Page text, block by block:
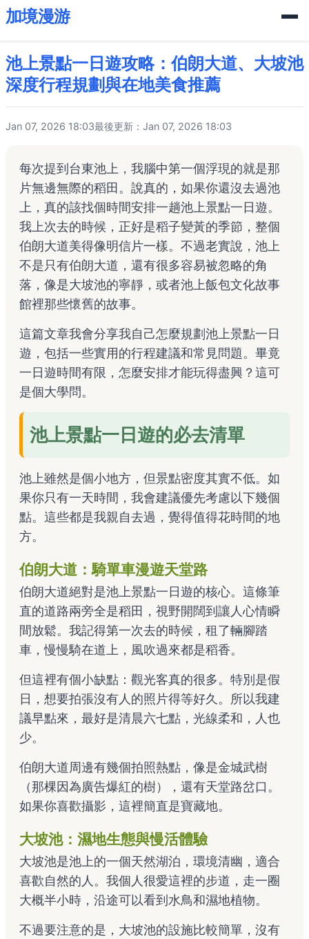
加境漫游
池上景點一日遊攻略：伯朗大道、大坡池
深度行程規劃與在地美食推薦
Jan 07, 2026 18:03最後更新：Jan 07, 2026 18:03
每次提到台東池上，我腦中第一個浮現的就是那
片無邊無際的稻田。說真的，如果你還沒去過池
上，真的該找個時間安排一趟池上景點一日遊。
我上次去的時候，正好是稻子變黃的季節，整個
伯朗大道美得像明信片一樣。不過老實說，池上
不是只有伯朗大道，還有很多容易被忽略的角
落，像是大坡池的寧靜，或者池上飯包文化故事
館裡那些懷舊的故事。
這篇文章我會分享我自己怎麼規劃池上景點一日
遊，包括一些實用的行程建議和常見問題。畢竟
一日遊時間有限，怎麼安排才能玩得盡興？這可
是個大學問。
池上景點一日遊的必去清單
池上雖然是個小地方，但景點密度其實不低。如
果你只有一天時間，我會建議優先考慮以下幾個
點。這些都是我親自去過，覺得值得花時間的地
方。
伯朗大道：騎單車漫遊天堂路
伯朗大道絕對是池上景點一日遊的核心。這條筆
直的道路兩旁全是稻田，視野開闊到讓人心情瞬
間放鬆。我記得第一次去的時候，租了輛腳踏
車，慢慢騎在道上，風吹過來都是稻香。
但這裡有個小缺點：觀光客真的很多。特別是假
日，想要拍張沒有人的照片得等好久。所以我建
議早點來，最好是清晨六七點，光線柔和，人也
少。
伯朗大道周邊有幾個拍照熱點，像是金城武樹
（那棵因為廣告爆紅的樹），還有天堂路岔口。
如果你喜歡攝影，這裡簡直是寶藏地。
大坡池：濕地生態與慢活體驗
大坡池是池上的一個天然湖泊，環境清幽，適合
喜歡自然的人。我個人很愛這裡的步道，走一圈
大概半小時，沿途可以看到水鳥和濕地植物。
不過要注意的是，大坡池的設施比較簡單，沒有